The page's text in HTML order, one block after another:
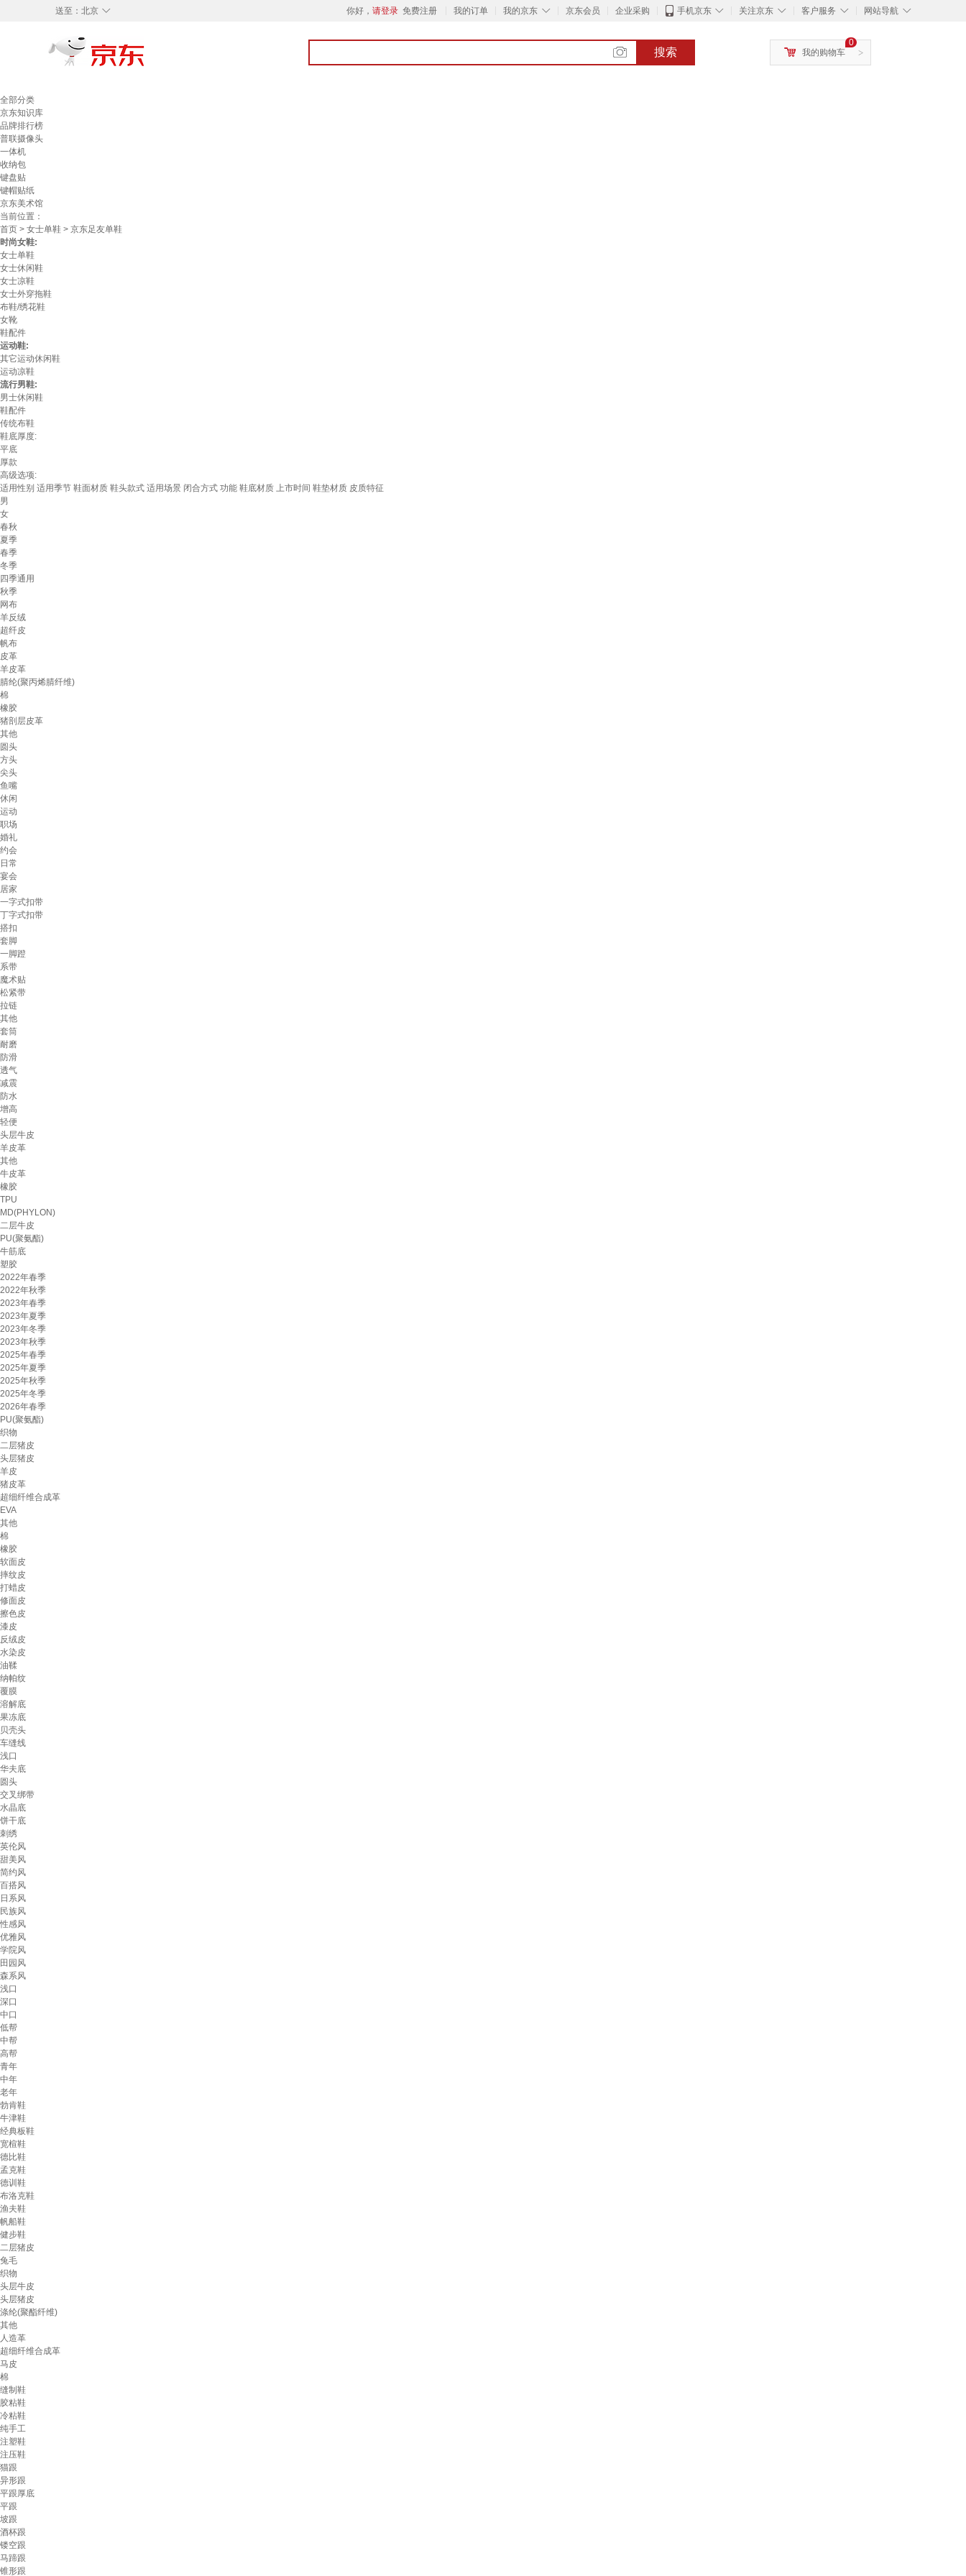
◇
送至： 北京 你好， 请登录 免费注册 我的订单 ◇
我的京东 京东会员 企业采购 ◇
手机京东 ◇
关注京东 ◇
客户服务 ◇
网站导航
搜索 >
0
我的购物车
全部分类
京东知识库
品牌排行榜
普联摄像头
一体机
收纳包
键盘贴
键帽贴纸
京东美术馆
当前位置：
首页 > 女士单鞋 > 京东足友单鞋
时尚女鞋:
女士单鞋
女士休闲鞋
女士凉鞋
女士外穿拖鞋
布鞋/绣花鞋
女靴
鞋配件
运动鞋:
其它运动休闲鞋
运动凉鞋
流行男鞋:
男士休闲鞋
鞋配件
传统布鞋
鞋底厚度:
平底
厚款
高级选项:
适用性别 适用季节 鞋面材质 鞋头款式 适用场景 闭合方式 功能 鞋底材质 上市时间 鞋垫材质 皮质特征
男
女
春秋
夏季
春季
冬季
四季通用
秋季
网布
羊反绒
超纤皮
帆布
皮革
羊皮革
腈纶(聚丙烯腈纤维)
棉
橡胶
猪剖层皮革
其他
圆头
方头
尖头
鱼嘴
休闲
运动
职场
婚礼
约会
日常
宴会
居家
一字式扣带
丁字式扣带
搭扣
套脚
一脚蹬
系带
魔术贴
松紧带
拉链
其他
套筒
耐磨
防滑
透气
减震
防水
增高
轻便
头层牛皮
羊皮革
其他
牛皮革
橡胶
TPU
MD(PHYLON)
二层牛皮
PU(聚氨酯)
牛筋底
塑胶
2022年春季
2022年秋季
2023年春季
2023年夏季
2023年冬季
2023年秋季
2025年春季
2025年夏季
2025年秋季
2025年冬季
2026年春季
PU(聚氨酯)
织物
二层猪皮
头层猪皮
羊皮
猪皮革
超细纤维合成革
EVA
其他
棉
橡胶
软面皮
摔纹皮
打蜡皮
修面皮
擦色皮
漆皮
反绒皮
水染皮
油鞣
纳帕纹
覆膜
溶解底
果冻底
贝壳头
车缝线
浅口
华夫底
圆头
交叉绑带
水晶底
饼干底
刺绣
英伦风
甜美风
简约风
百搭风
日系风
民族风
性感风
优雅风
学院风
田园风
森系风
浅口
深口
中口
低帮
中帮
高帮
青年
中年
老年
勃肯鞋
牛津鞋
经典板鞋
宽楦鞋
德比鞋
孟克鞋
德训鞋
布洛克鞋
渔夫鞋
帆船鞋
健步鞋
二层猪皮
兔毛
织物
头层牛皮
头层猪皮
涤纶(聚酯纤维)
其他
人造革
超细纤维合成革
马皮
棉
缝制鞋
胶粘鞋
冷粘鞋
纯手工
注塑鞋
注压鞋
猫跟
异形跟
平跟厚底
平跟
坡跟
酒杯跟
镂空跟
马蹄跟
锥形跟